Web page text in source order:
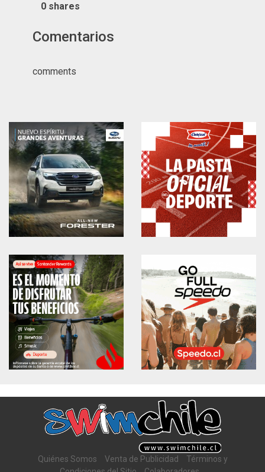
0 shares
Comentarios
comments
Quiénes Somos Venta de Publicidad
Términos y